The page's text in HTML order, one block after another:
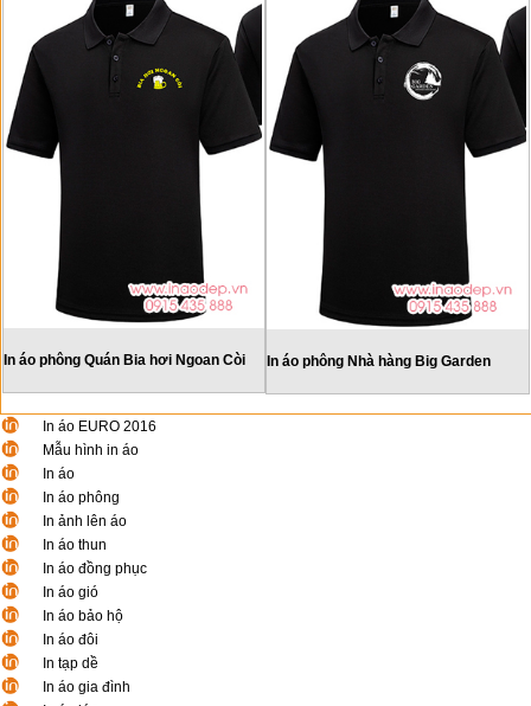
In áo phông Quán Bia hơi Ngoan Còi In áo phông Nhà hàng Big Garden
In áo EURO 2016
Mẫu hình in áo
In áo
In áo phông
In ảnh lên áo
In áo thun
In áo đồng phục
In áo gió
In áo bảo hộ
In áo đôi
In tạp dề
In áo gia đình